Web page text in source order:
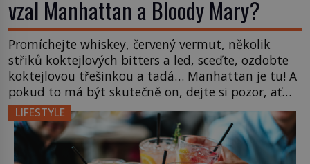
vzal Manhattan a Bloody Mary?
Promíchejte whiskey, červený vermut, několik
střiků koktejlových bitters a led, sceďte, ozdobte
koktejlovou třešinkou a tadá… Manhattan je tu! A
pokud to má být skutečně on, dejte si pozor, ať
místo klasické americké rye whiskey či klidně
bourbonu nepoužijete skotskou whisku. Co se
stane? Inu, koktejl bude stále skvělý, ale už to
nebude Manhattan ale […]
LIFESTYLE